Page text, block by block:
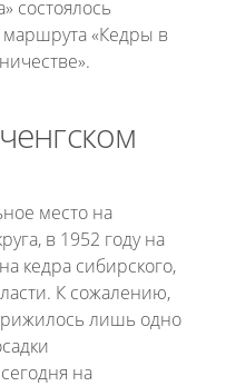
состоялось
«Кедры в
место на
в 1952 году на
кедра сибирского,
К сожалению,
лишь одно
на